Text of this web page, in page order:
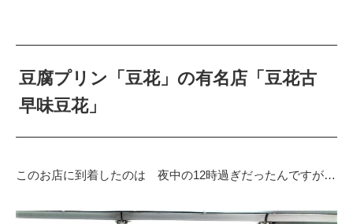
豆腐プリン「豆花」の有名店「豆花古
早味豆花」
このお店に到着したのは 夜中の12時過ぎだったんですが…